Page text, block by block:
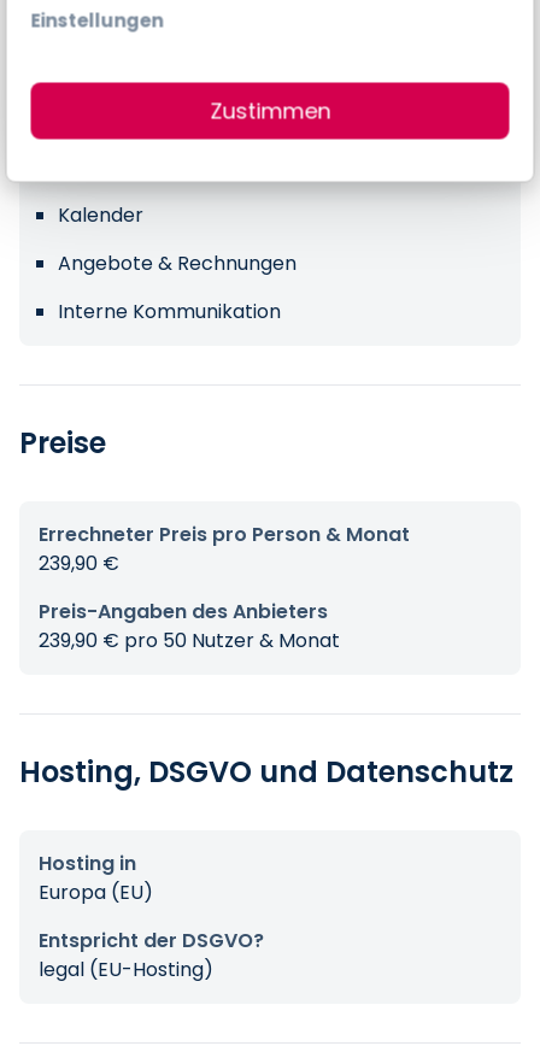
Einstellungen
Zustimmen
Mobiles Arbeiten
Kalender
Angebote & Rechnungen
Interne Kommunikation
Preise
Errechneter Preis pro Person & Monat
239,90 €
Preis-Angaben des Anbieters
239,90 € pro 50 Nutzer & Monat
Hosting, DSGVO und Datenschutz
Hosting in
Europa (EU)
Entspricht der DSGVO?
legal (EU-Hosting)